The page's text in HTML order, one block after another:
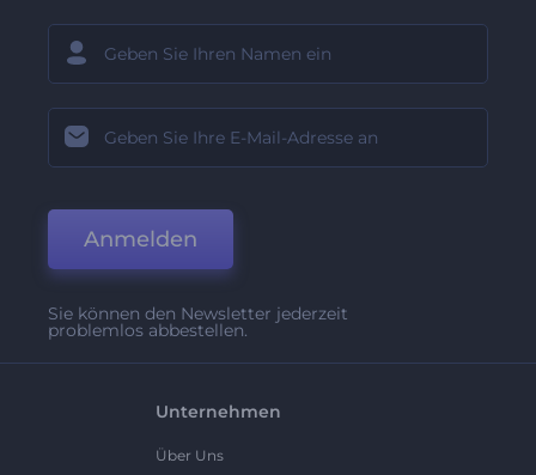
Anmelden
Sie können den Newsletter jederzeit
problemlos abbestellen.
Unternehmen
Über Uns